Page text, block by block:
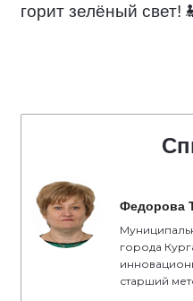
горит зелёный свет!
Федорова
города
старший